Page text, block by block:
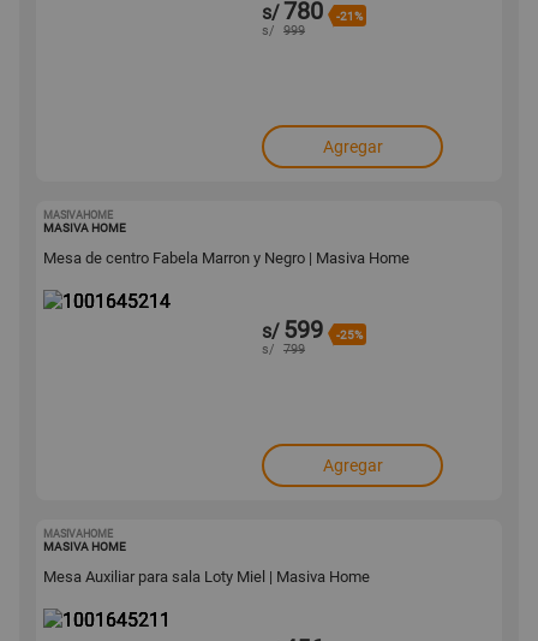
s/780 -21%
s/ 999
Agregar
MASIVAHOME
MASIVA HOME
Mesa de centro Fabela Marron y Negro | Masiva Home
s/ 599 -25%
s/ 799
Agregar
MASIVAHOME
MASIVA HOME
Mesa Auxiliar para sala Loty Miel | Masiva Home